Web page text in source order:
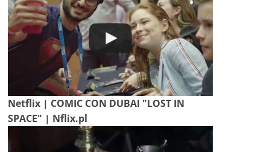
Netflix | COMIC CON DUBAI "LOST IN
SPACE" | Nflix.pl